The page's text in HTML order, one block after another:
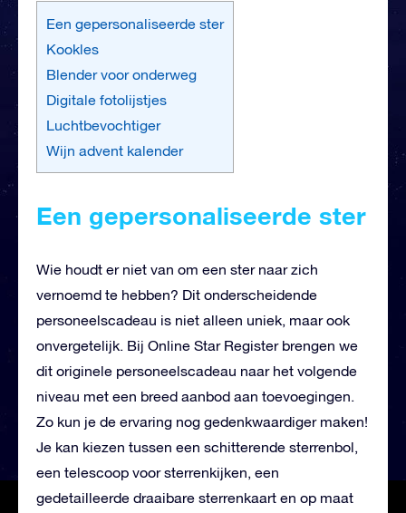
Een gepersonaliseerde ster
Kookles
Blender voor onderweg
Digitale fotolijstjes
Luchtbevochtiger
Wijn advent kalender
Een gepersonaliseerde ster
Wie houdt er niet van om een ster naar zich
vernoemd te hebben? Dit onderscheidende
personeelscadeau is niet alleen uniek, maar ook
onvergetelijk. Bij Online Star Register brengen we
dit originele personeelscadeau naar het volgende
niveau met een breed aanbod aan toevoegingen.
Zo kun je de ervaring nog gedenkwaardiger maken!
Je kan kiezen tussen een schitterende sterrenbol,
een telescoop voor sterrenkijken, een
gedetailleerde draaibare sterrenkaart en op maat